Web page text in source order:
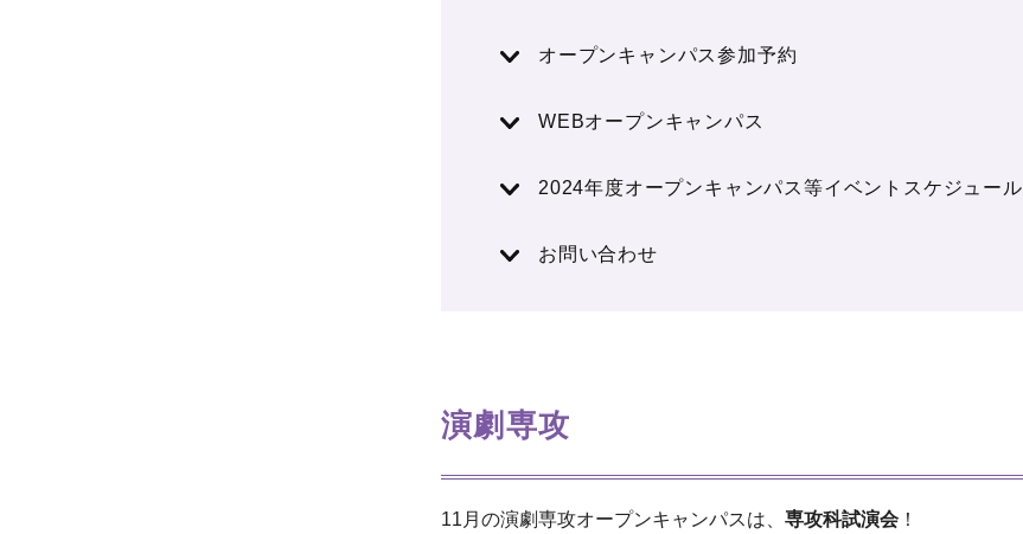
オープンキャンパス参加予約
WEBオープンキャンパス
2024年度オープンキャンパス等イベントスケジュール
お問い合わせ
演劇専攻
11月の演劇専攻オープンキャンパスは、 専攻科試演会 ！